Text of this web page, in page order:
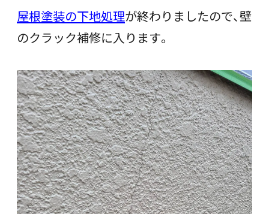
屋根塗装の下地処理が終わりましたので、壁
のクラック補修に入ります。